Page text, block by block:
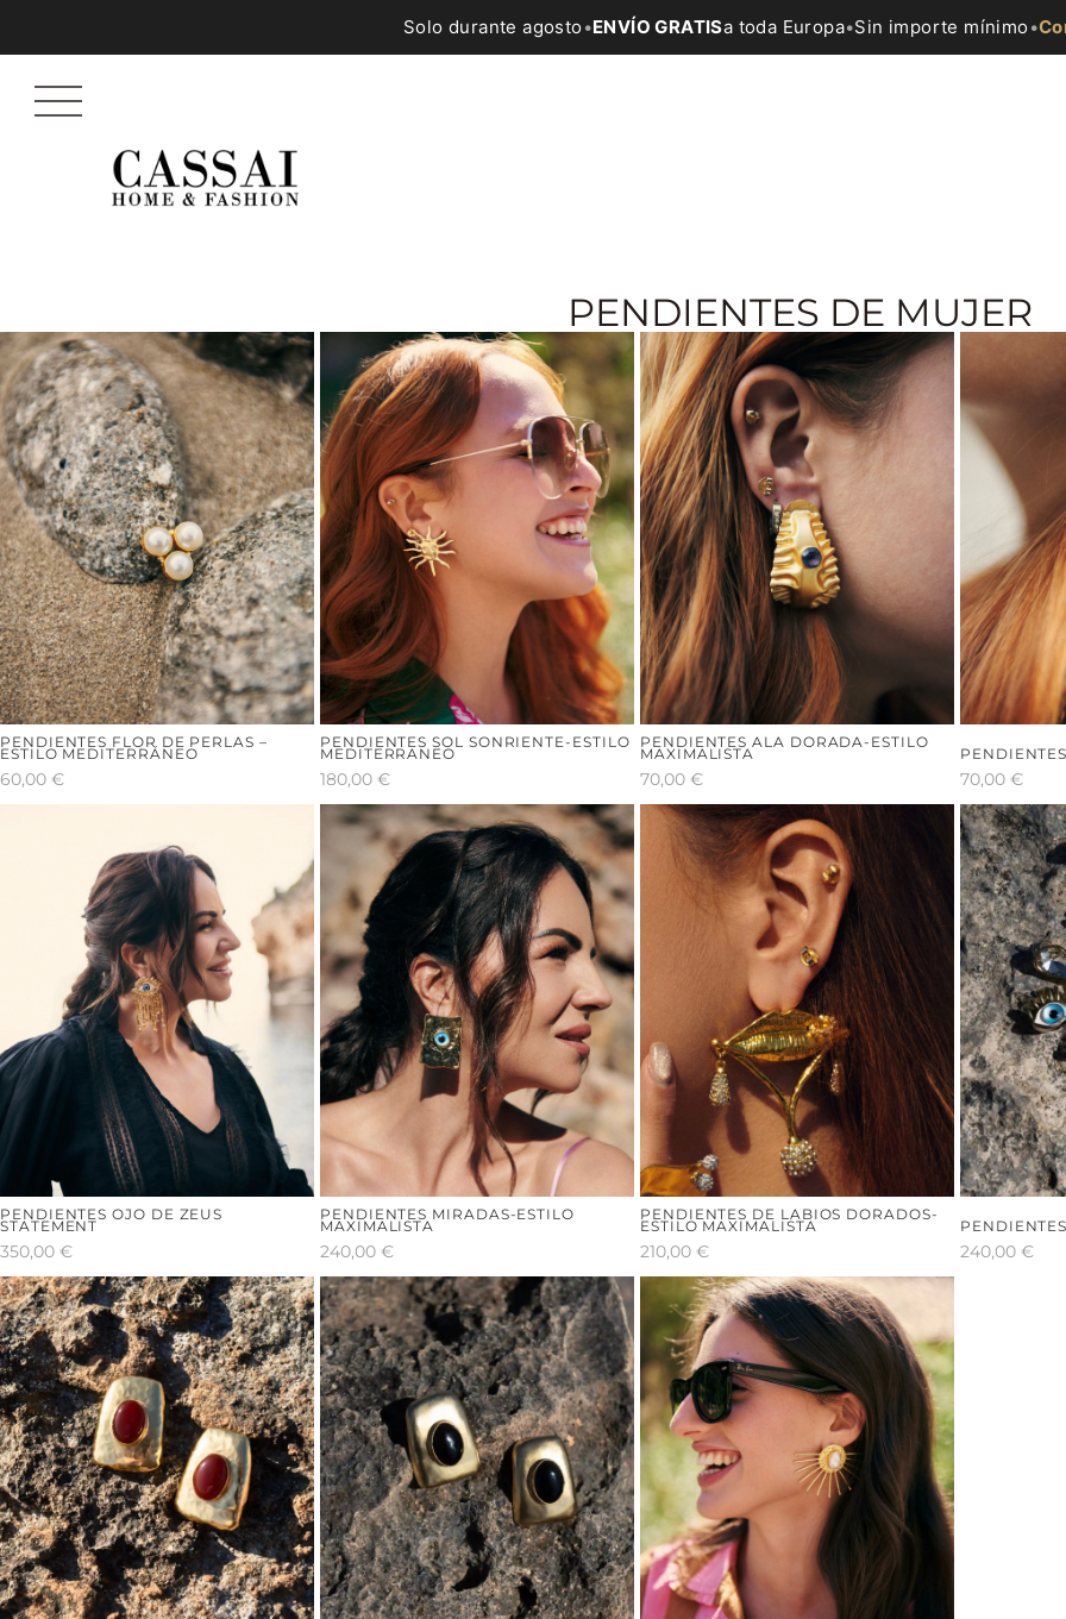
Solo durante agosto •ENVÍO GRATISa toda Europa•Sin importe mínimo •
PENDIENTES DE MUJER
PENDIENTES FLOR DE PERLAS –
ESTILO MEDITERRÁNEO
60,00 €
PENDIENTES SOL SONRIENTE-ESTILO
MEDITERRANEO
180,00 €
PENDIENTES ALA DORADA-ESTILO
MAXIMALISTA
70,00 € 70,00 €
PENDIENTES OJO DE ZEUS
STATEMENT
350,00 €
PENDIENTES MIRADAS-ESTILO
MAXIMALISTA
240,00 €
PENDIENTES DE LABIOS DORADOS-
ESTILO MAXIMALISTA
210,00 € 240,00 €